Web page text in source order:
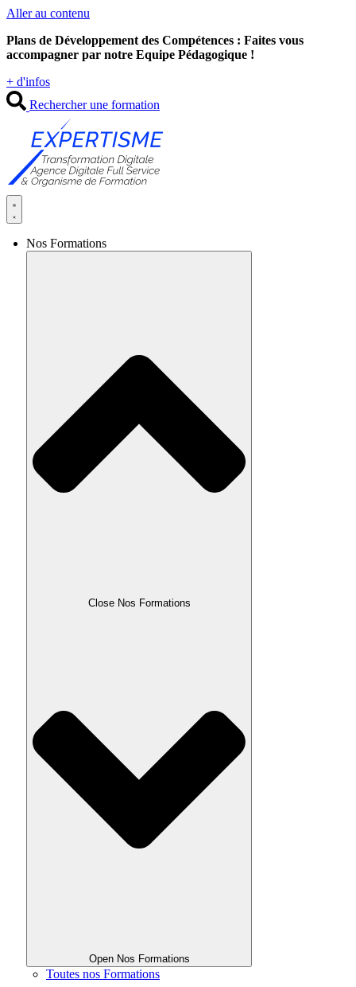
Aller au contenu
Plans de Développement des Compétences : Faites vous
accompagner par notre Equipe Pédagogique !
+ d'infos
Rechercher une formation
Nos Formations
Close Nos Formations
Open Nos Formations
Toutes nos Formations